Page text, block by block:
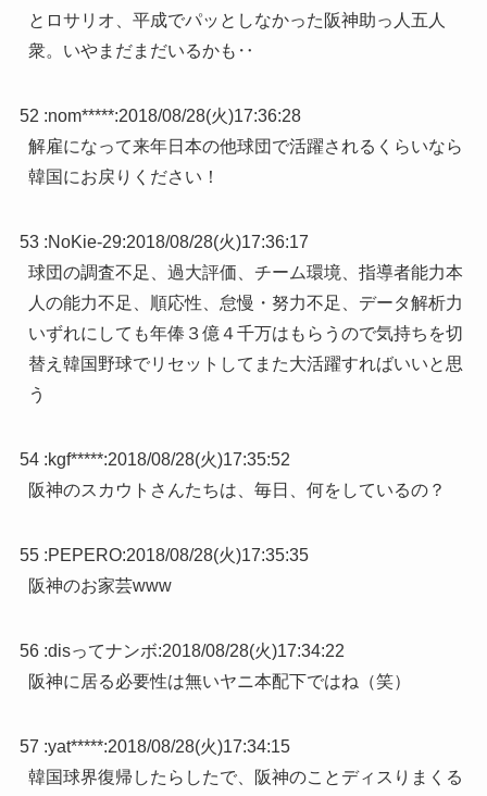
とロサリオ、平成でパッとしなかった阪神助っ人五人
衆。いやまだまだいるかも‥
52 :nom*****:2018/08/28(火)17:36:28
解雇になって来年日本の他球団で活躍されるくらいなら
韓国にお戻りください！
53 :NoKie-29:2018/08/28(火)17:36:17
球団の調査不足、過大評価、チーム環境、指導者能力本
人の能力不足、順応性、怠慢・努力不足、データ解析力
いずれにしても年俸３億４千万はもらうので気持ちを切
替え韓国野球でリセットしてまた大活躍すればいいと思
う
54 :kgf*****:2018/08/28(火)17:35:52
阪神のスカウトさんたちは、毎日、何をしているの？
55 :PEPERO:2018/08/28(火)17:35:35
阪神のお家芸www
56 :disってナンボ:2018/08/28(火)17:34:22
阪神に居る必要性は無いヤニ本配下ではね（笑）
57 :yat*****:2018/08/28(火)17:34:15
韓国球界復帰したらしたで、阪神のことディスりまくる